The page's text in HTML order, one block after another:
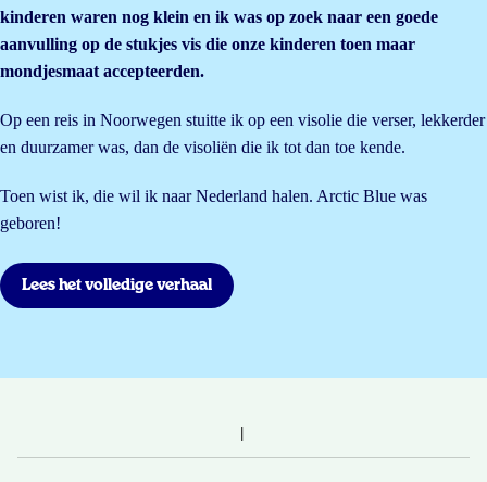
kinderen waren nog klein en ik was op zoek naar een goede
aanvulling op de stukjes vis die onze kinderen toen maar
mondjesmaat accepteerden.
Op een reis in Noorwegen stuitte ik op een visolie die verser, lekkerder
en duurzamer was, dan de visoliën die ik tot dan toe kende.
Toen wist ik, die wil ik naar Nederland halen. Arctic Blue was
geboren!
Lees het volledige verhaal